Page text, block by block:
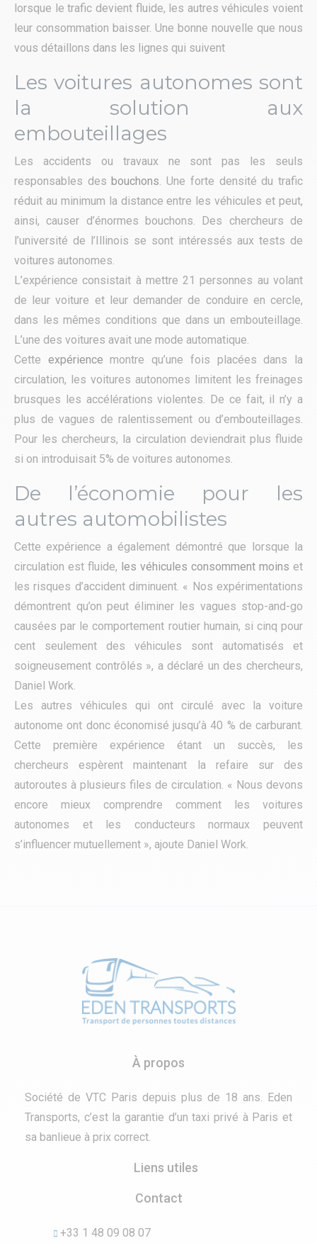
lorsque le trafic devient fluide, les autres véhicules voient
leur consommation baisser. Une bonne nouvelle que nous
vous détaillons dans les lignes qui suivent
Les voitures autonomes sont
la solution aux
embouteillages
Les accidents ou travaux ne sont pas les seuls
responsables desbouchons. Une forte densité du trafic
réduit au minimum la distance entre les véhicules et peut,
ainsi, causer d’énormes bouchons. Des chercheurs de
l’université de l’Illinois se sont intéressés aux tests de
voitures autonomes.
L’expérience consistait à mettre 21 personnes au volant
de leur voiture et leur demander de conduire en cercle,
dans les mêmes conditions que dans un embouteillage.
L’une des voitures avait une mode automatique.
Cette expérience montre qu’une fois placées dans la
circulation, les voitures autonomes limitent les freinages
brusques les accélérations violentes. De ce fait, il n’y a
plus de vagues de ralentissement ou d’embouteillages.
Pour les chercheurs, la circulation deviendrait plus fluide
si on introduisait 5% de voitures autonomes.
De l’économie pour les
autres automobilistes
Cette expérience a également démontré que lorsque la
circulation est fluide, les véhicules consomment moins et
les risques d’accident diminuent. « Nos expérimentations
démontrent qu’on peut éliminer les vagues stop-and-go
causées par le comportement routier humain, si cinq pour
cent seulement des véhicules sont automatisés et
soigneusement contrôlés », a déclaré un des chercheurs,
Daniel Work.
Les autres véhicules qui ont circulé avec la voiture
autonome ont donc économisé jusqu’à 40 % de carburant.
Cette première expérience étant un succès, les
chercheurs espèrent maintenant la refaire sur des
autoroutes à plusieurs files de circulation. « Nous devons
encore mieux comprendre comment les voitures
autonomes et les conducteurs normaux peuvent
s’influencer mutuellement », ajoute Daniel Work.
À propos
Société de VTC Paris depuis plus de 18 ans. Eden
Transports, c’est la garantie d’un taxi privé à Paris et
sa banlieue à prix correct.
Liens utiles
Contact
+33 1 48 09 08 07